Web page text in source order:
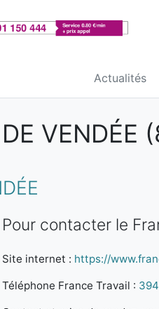
Actualités
VENDÉE
Pour contacter le
Site internet : https://
Téléphone France Travail :